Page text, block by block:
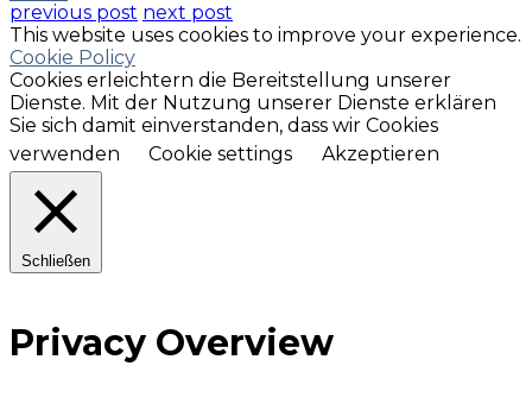
previous post next post
This website uses cookies to improve your experience.
Cookie Policy
Cookies erleichtern die Bereitstellung unserer
Dienste. Mit der Nutzung unserer Dienste erklären
Sie sich damit einverstanden, dass wir Cookies
verwenden
Cookie settings Akzeptieren
Schließen
Privacy Overview